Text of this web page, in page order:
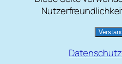
035601
mosaik[at]grundschule-